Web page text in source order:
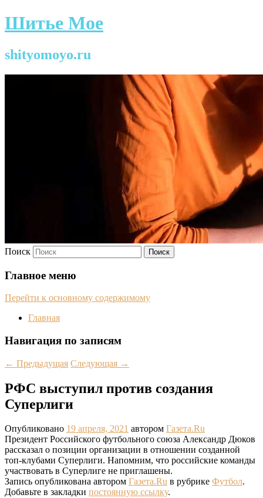
Шитье Мое
shityomoyo.ru
Поиск
Главное меню
Перейти к основному содержимому
Главная
Навигация по записям
← Предыдущая Следующая →
РФС выступил против создания
Суперлиги
Опубликовано 19 апреля, 2021 автором Газета.Ru
Президент Российского футбольного союза Александр Дюков
рассказал о позиции организации в отношении созданной
топ-клубами Суперлиги. Напомним, что российские команды
участвовать в Суперлиге не приглашены.
Запись опубликована автором Газета.Ru в рубрике Футбол.
Добавьте в закладки постоянную ссылку.